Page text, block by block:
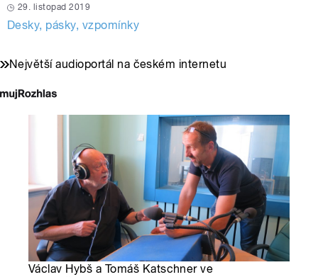
29. listopad 2019
Desky, pásky, vzpomínky
Největší audioportál na českém internetu
Václav Hybš a Tomáš Katschner ve